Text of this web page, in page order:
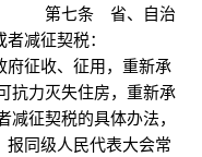
。 第七条 省、自治
或者减征契税：
府征收、征用，重新承
力灭失住房，重新承
征契税的具体办法，
同级人民代表大会常